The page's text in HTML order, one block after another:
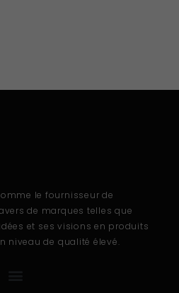
le fournisseur de
de marques telles que
et ses visions en produits
niveau de qualité élevé.